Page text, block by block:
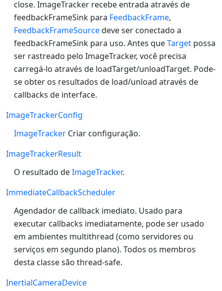
close. ImageTracker recebe entrada através de
feedbackFrameSink para FeedbackFrame,
FeedbackFrameSourcedeve ser conectado a
feedbackFrameSink para uso. Antes queTarget possa
ser rastreado pelo ImageTracker, você precisa
carregá-lo através de loadTarget/unloadTarget. Pode-
se obter os resultados de load/unload através de
callbacks de interface.
ImageTrackerConfig
ImageTracker Criar configuração.
ImageTrackerResult
O resultado deImageTracker.
ImmediateCallbackScheduler
Agendador de callback imediato. Usado para
executar callbacks imediatamente, pode ser usado
em ambientes multithread (como servidores ou
serviços em segundo plano). Todos os membros
desta classe são thread-safe.
InertialCameraDevice